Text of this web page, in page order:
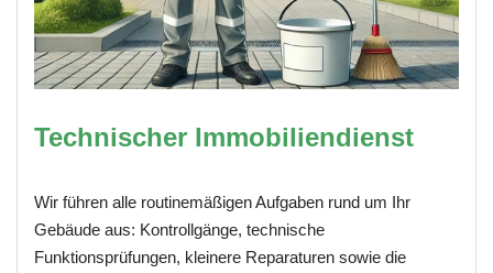
Technischer Immobiliendienst
Wir führen alle routinemäßigen Aufgaben rund um Ihr
Gebäude aus: Kontrollgänge, technische
Funktionsprüfungen, kleinere Reparaturen sowie die